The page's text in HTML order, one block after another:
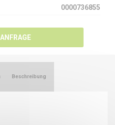
0000736855
Beschreibung